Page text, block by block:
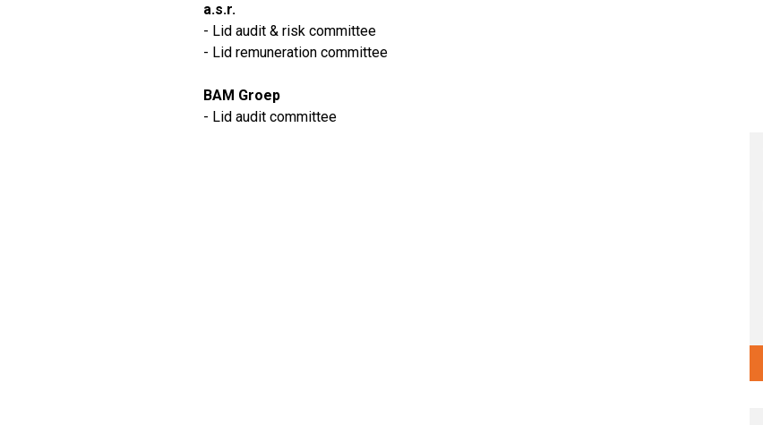
a.s.r.
- Lid audit & risk committee
- Lid remuneration committee
BAM Groep
- Lid audit committee